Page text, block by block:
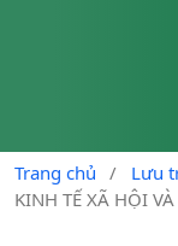
Trang chủ / Lưu
KINH TẾ XÃ HỘI